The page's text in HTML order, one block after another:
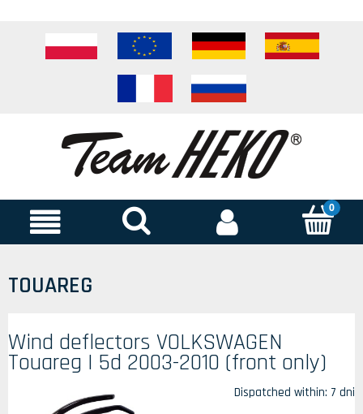
TOUAREG
Wind deflectors VOLKSWAGEN
Touareg I 5d 2003-2010 (front only)
Dispatched within: 7 dni